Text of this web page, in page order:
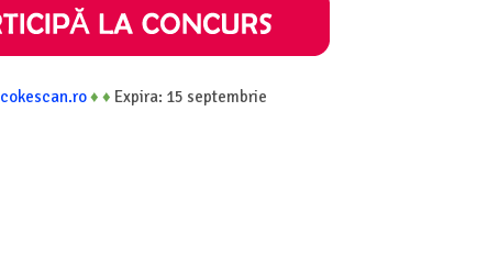
cokescan.ro♦ ♦ Expira: 15 septembrie